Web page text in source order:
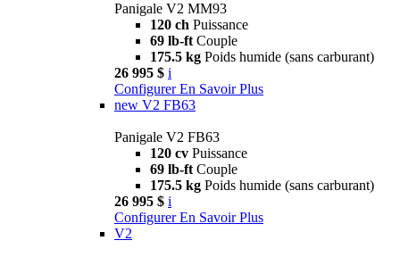
Panigale V2 MM93
120 ch Puissance
69 lb-ft Couple
175.5 kg Poids humide (sans carburant)
26 995 $ i
Configurer En Savoir Plus
new V2 FB63
Panigale V2 FB63
120 cv Puissance
69 lb-ft Couple
175.5 kg Poids humide (sans carburant)
26 995 $ i
Configurer En Savoir Plus
V2